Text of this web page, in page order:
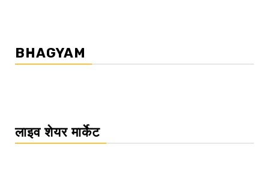
BHAGYAM
लाइव शेयर मार्केट